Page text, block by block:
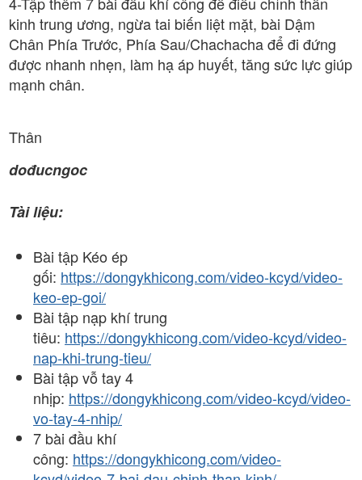
kinh trung ương, ngừa tai biến liệt mặt, bài Dậm
Chân Phía Trước, Phía Sau/Chachacha để đi đứng
được nhanh nhẹn, làm hạ áp huyết, tăng sức lực giúp
mạnh chân.
Thân
dođucngoc
Tài liệu:
Bài tập Kéo ép
gối: https://dongykhicong.com/video-kcyd/video-
keo-ep-goi/
Bài tập nạp khí trung
tiêu: https://dongykhicong.com/video-kcyd/video-
nap-khi-trung-tieu/
Bài tập vỗ tay 4
nhịp: https://dongykhicong.com/video-kcyd/video-
vo-tay-4-nhip/
7 bài đầu khí
công: https://dongykhicong.com/video-